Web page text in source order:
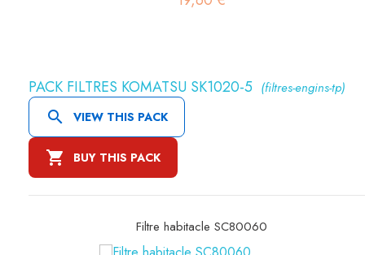
PACK FILTRES KOMATSU SK1020-5 (filtres-engins-tp)
 VIEW THIS PACK
 BUY THIS PACK
Filtre habitacle SC80060